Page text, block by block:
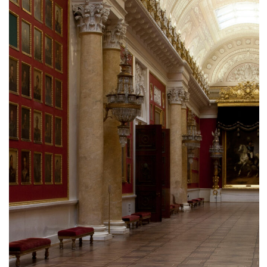
Из этого зала отлично видно висячий сад.
Когда-то здесь проходили закрытые
приемы для приближенных Екатерины II.
Сад был скрыт от посторонних глаз, а знали
о нем немногие. В этом и есть суть слова
«эрмитаж». С французского оно
переводится, как «приют отшельника»
и «место уединения».